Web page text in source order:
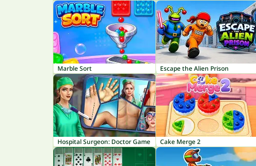
Marble Sort Escape the Alien Prison
Hospital Surgeon: Doctor Game Cake Merge 2